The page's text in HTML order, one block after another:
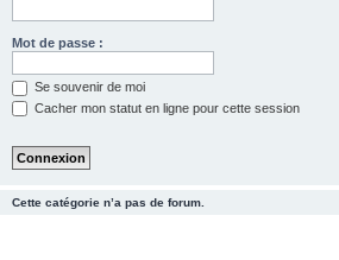
Mot de passe :
Se souvenir de moi
Cacher mon statut en ligne pour cette session
Cette catégorie n’a pas de forum.